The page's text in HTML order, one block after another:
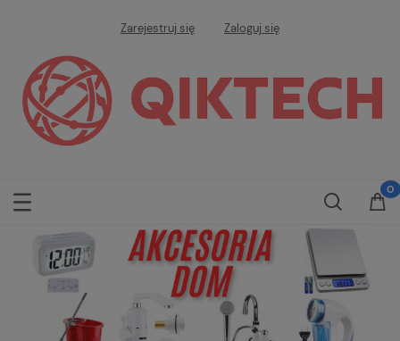
Zarejestruj się Zaloguj się